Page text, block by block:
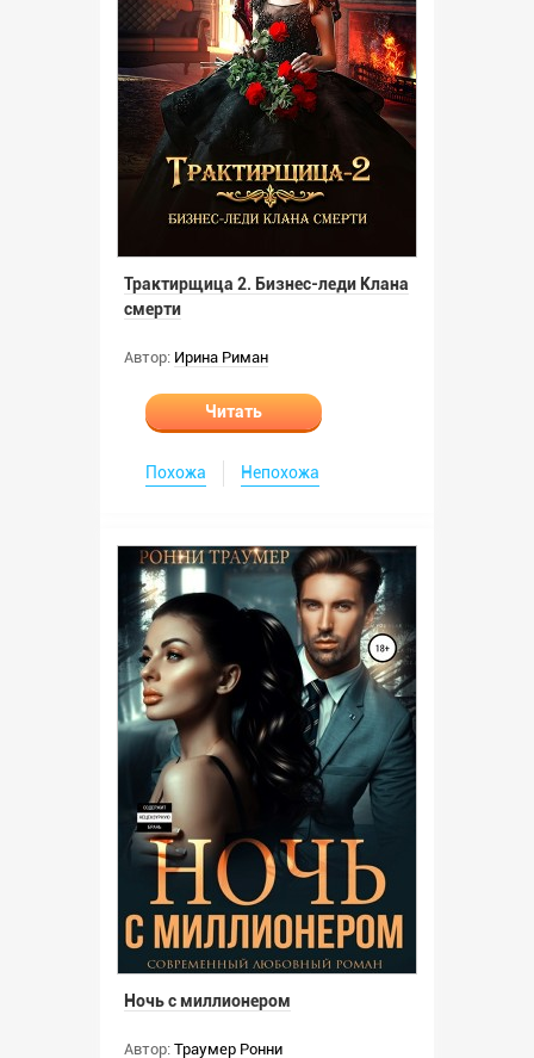
Трактирщица 2. Бизнес-леди Клана
смерти
Автор: Ирина Риман
Читать
Похожа Непохожа
Ночь с миллионером
Автор: Траумер Ронни